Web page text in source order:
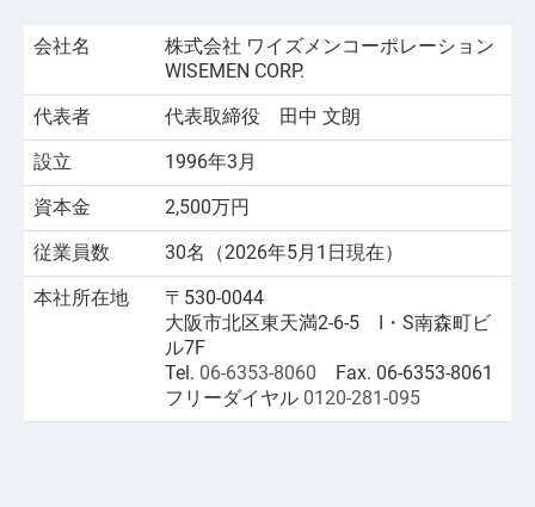
会社名
株式会社 ワイズメンコーポレーション
WISEMEN CORP.
代表者
代表取締役 田中 文朗
設立
1996年3月
資本金
2,500万円
従業員数
30名（2026年5月1日現在）
本社所在地
〒530-0044
大阪市北区東天満2-6-5 I・S南森町ビ
ル7F
Tel. 06-6353-8060 Fax. 06-6353-8061
フリーダイヤル 0120-281-095